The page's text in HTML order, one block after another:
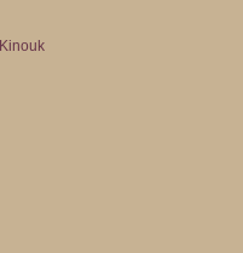
Kinouk